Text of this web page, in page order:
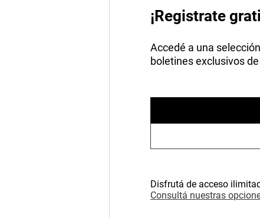
¡Registrate
Accedé a una
boletines exclusivos
Disfrutá de acceso
Consultá nuestras